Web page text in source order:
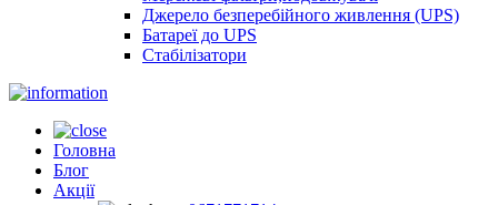
Джерело безперебійного живлення (UPS)
Батареї до UPS
Стабілізатори
Головна
Блог
Акції